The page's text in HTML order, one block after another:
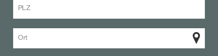
PLZ
Ort